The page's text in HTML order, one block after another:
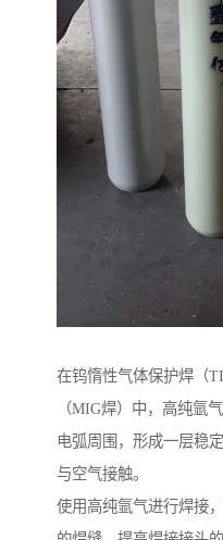
在钨惰性气体保护焊（
（MIG焊）中，高纯氩
电弧周围，形成一层稳
与空气接触。
使用高纯氩气进行焊接